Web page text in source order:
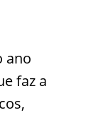
ano
faz a